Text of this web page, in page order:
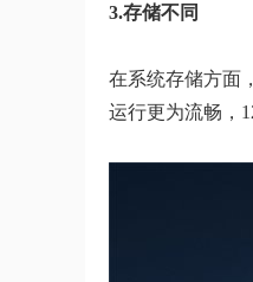
3.存储不同
在系统存储方面
运行更为流畅，